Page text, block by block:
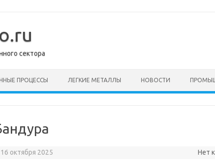
сектора
ПРОЦЕССЫ ЛЕГКИЕ МЕТАЛЛЫ НОВОСТИ
16 октября 2025 Нет